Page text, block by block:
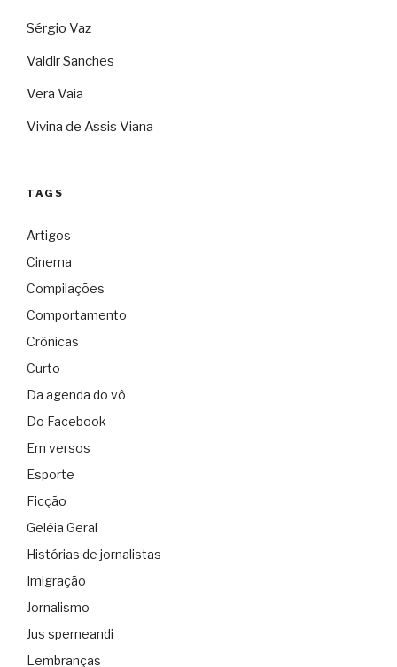
Sérgio Vaz
Valdir Sanches
Vera Vaia
Vivina de Assis Viana
TAGS
Artigos
Cinema
Compilações
Comportamento
Crônicas
Curto
Da agenda do vô
Do Facebook
Em versos
Esporte
Ficção
Geléia Geral
Histórias de jornalistas
Imigração
Jornalismo
Jus sperneandi
Lembranças